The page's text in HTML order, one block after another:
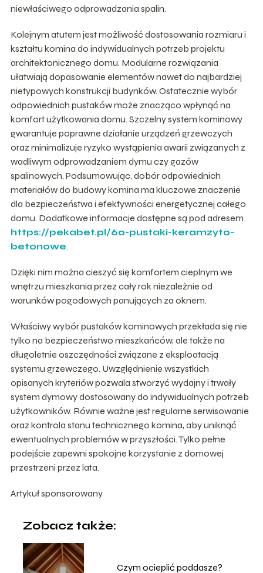
niewłaściwego odprowadzania spalin.
Kolejnym atutem jest możliwość dostosowania rozmiaru i
kształtu komina do indywidualnych potrzeb projektu
architektonicznego domu. Modularne rozwiązania
ułatwiają dopasowanie elementów nawet do najbardziej
nietypowych konstrukcji budynków. Ostatecznie wybór
odpowiednich pustaków może znacząco wpłynąć na
komfort użytkowania domu. Szczelny system kominowy
gwarantuje poprawne działanie urządzeń grzewczych
oraz minimalizuje ryzyko wystąpienia awarii związanych z
wadliwym odprowadzaniem dymu czy gazów
spalinowych. Podsumowując, dobór odpowiednich
materiałów do budowy komina ma kluczowe znaczenie
dla bezpieczeństwa i efektywności energetycznej całego
domu. Dodatkowe informacje dostępne są pod adresem
https://pekabet.pl/60-pustaki-keramzyto-
betonowe.
Dzięki nim można cieszyć się komfortem cieplnym we
wnętrzu mieszkania przez cały rok niezależnie od
warunków pogodowych panujących za oknem.
Właściwy wybór pustaków kominowych przekłada się nie
tylko na bezpieczeństwo mieszkańców, ale także na
długoletnie oszczędności związane z eksploatacją
systemu grzewczego. Uwzględnienie wszystkich
opisanych kryteriów pozwala stworzyć wydajny i trwały
system dymowy dostosowany do indywidualnych potrzeb
użytkowników. Równie ważne jest regularne serwisowanie
oraz kontrola stanu technicznego komina, aby uniknąć
ewentualnych problemów w przyszłości. Tylko pełne
podejście zapewni spokojne korzystanie z domowej
przestrzeni przez lata.
Artykuł sponsorowany
Zobacz także:
Czym ocieplić poddasze?